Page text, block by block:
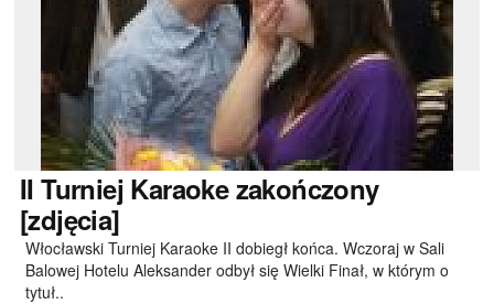
II Turniej Karaoke zakończony
[zdjęcia]
Włocławski Turniej Karaoke II dobiegł końca. Wczoraj w Sali
Balowej Hotelu Aleksander odbył się Wielki Finał, w którym o
tytuł..